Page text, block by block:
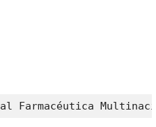
Farmacéutica